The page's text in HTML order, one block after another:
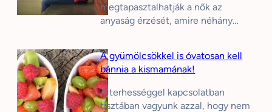
megtapasztalhatják a nők az
anyaság érzését, amire néhány…
A gyümölcsökkel is óvatosan kell
bánnia a kismamának!
A terhességgel kapcsolatban
tisztában vagyunk azzal, hogy nem